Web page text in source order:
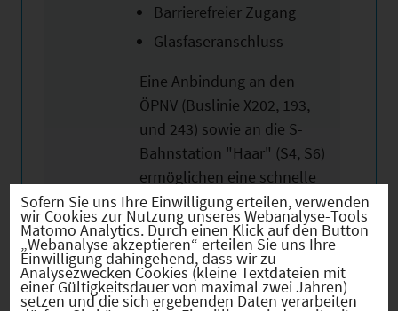
Barrierefreier Zugang
Glasfaseranschluss
Eine Anbindung an den
ÖPNV (Buslinie X202, 193,
und 243) sowie an die S-
Bahnstation "Haar" (S4, S6)
ermöglichen eine schnelle
Anfahrt in Richtung
München Innenstadt in ca.
30 Minuten. Des Weiteren
befindet sich die B304 sowie
die Autobahnen A94, A99
Sofern Sie uns Ihre Einwilligung erteilen, verwenden
wir Cookies zur Nutzung unseres Webanalyse-Tools
Matomo Analytics. Durch einen Klick auf den Button
„Webanalyse akzeptieren“ erteilen Sie uns Ihre
Einwilligung dahingehend, dass wir zu
Analysezwecken Cookies (kleine Textdateien mit
einer Gültigkeitsdauer von maximal zwei Jahren)
setzen und die sich ergebenden Daten verarbeiten